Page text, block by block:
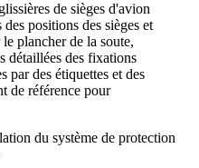
du système de protection